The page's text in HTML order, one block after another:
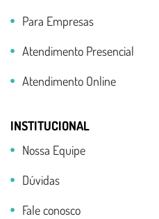
Para Empresas
Atendimento Presencial
Atendimento Online
INSTITUCIONAL
Nossa Equipe
Dúvidas
Fale conosco